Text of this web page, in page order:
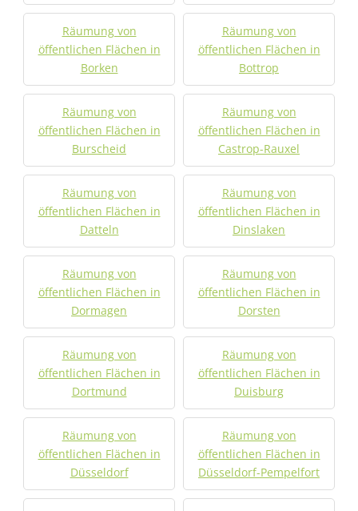
Räumung von
öffentlichen Flächen in
Borken
Räumung von
öffentlichen Flächen in
Bottrop
Räumung von
öffentlichen Flächen in
Burscheid
Räumung von
öffentlichen Flächen in
Castrop-Rauxel
Räumung von
öffentlichen Flächen in
Datteln
Räumung von
öffentlichen Flächen in
Dinslaken
Räumung von
öffentlichen Flächen in
Dormagen
Räumung von
öffentlichen Flächen in
Dorsten
Räumung von
öffentlichen Flächen in
Dortmund
Räumung von
öffentlichen Flächen in
Duisburg
Räumung von
öffentlichen Flächen in
Düsseldorf
Räumung von
öffentlichen Flächen in
Düsseldorf-Pempelfort